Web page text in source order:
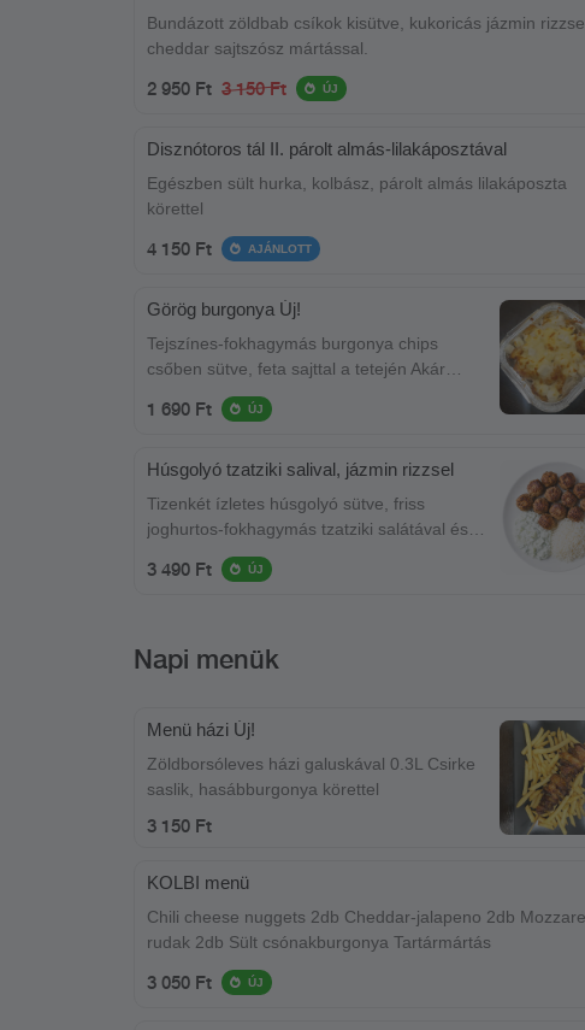
Bundázott zöldbab csíkok kisütve, kukoricás jázmin
cheddar sajtszósz mártással.
2 950 Ft 3 150 Ft ÚJ
Disznótoros tál II. párolt almás-lilakáposztával
Egészben sült hurka, kolbász, párolt almás lilakáposzta
körettel
4 150 Ft AJÁNLOTT
Görög burgonya Új!
Tejszínes-fokhagymás burgonya chips
csőben sütve, feta sajttal a tetején Akár
önálló ételnek is kiváló!
1 690 Ft ÚJ
Húsgolyó tzatziki salival, jázmin rizzsel
Tizenkét ízletes húsgolyó sütve, friss
joghurtos-fokhagymás tzatziki salátával és
illatos jázmin rizzsel tálalva.
3 490 Ft ÚJ
Napi menük
Menü házi Új!
Zöldborsóleves házi galuskával 0.3L Csirke
saslik, hasábburgonya körettel
3 150 Ft
KOLBI menü
Chili cheese nuggets 2db Cheddar-jalapeno 2db
rudak 2db Sült csónakburgonya Tartármártás
3 050 Ft ÚJ